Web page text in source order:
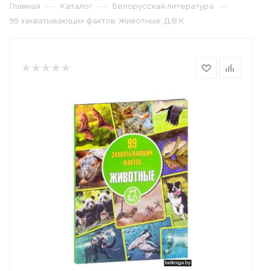
Главная — Каталог — Белорусская литература —
99 захватывающих фактов. Животные, Д.В.К